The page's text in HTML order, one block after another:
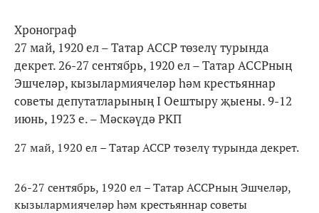
Хронограф
27 май, 1920 ел – Татар АССР төзелү турында
декрет. 26-27 сентябрь, 1920 ел – Татар АССРның
Эшчеләр, кызылармиячеләр һәм крестьяннар
советы депутатларының I Оештыру җыены. 9-12
июнь, 1923 е. – Мәскәүдә РКП
27 май, 1920 ел – Татар АССР төзелү турында декрет.
26-27 сентябрь, 1920 ел – Татар АССРның Эшчеләр,
кызылармиячеләр һәм крестьяннар советы